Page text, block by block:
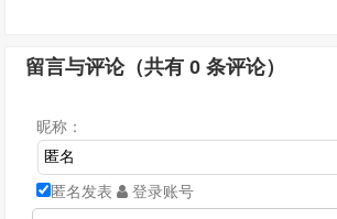
留言与评论（共有0 条评论）
昵称：
匿名发表 登录账号